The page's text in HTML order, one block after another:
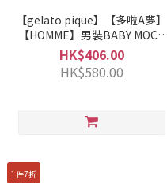
【gelato pique】【多啦A夢】
【HOMME】男裝BABY MOCO
提花針織長褲 PMNP261948
HK$406.00
HK$580.00
1件7折